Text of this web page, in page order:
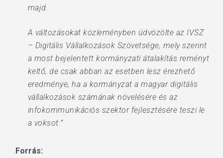
majd.
A változásokat közleményben üdvözölte az IVSZ
– Digitális Vállalkozások Szövetsége, mely szerint
a most bejelentett kormányzati átalakítás reményt
keltő, de csak abban az esetben lesz érezhető
eredménye, ha a kormányzat a magyar digitális
vállalkozások számának növelésére és az
infokommunikációs szektor fejlesztésére teszi le
a voksot.”
.Forrás: